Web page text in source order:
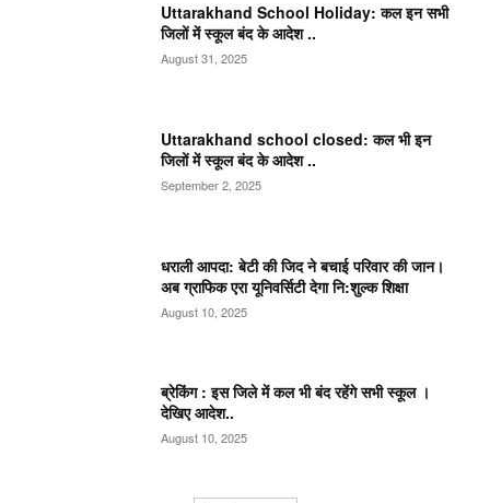
Uttarakhand School Holiday: कल इन सभी
जिलों में स्कूल बंद के आदेश ..
August 31, 2025
Uttarakhand school closed: कल भी इन
जिलों में स्कूल बंद के आदेश ..
September 2, 2025
धराली आपदा: बेटी की जिद ने बचाई परिवार की जान।
अब ग्राफिक एरा यूनिवर्सिटी देगा नि:शुल्क शिक्षा
August 10, 2025
ब्रेकिंग : इस जिले में कल भी बंद रहेंगे सभी स्कूल ।
देखिए आदेश..
August 10, 2025